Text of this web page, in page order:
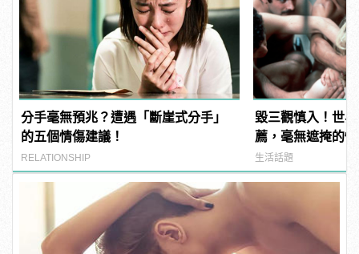
分手毫無預兆？遭遇「斷崖式分手」
的五個情傷建議！
RELATIONSHIP
毀三觀慎入！世
薦，毫無遮掩的
噁心到極致！
生活話題